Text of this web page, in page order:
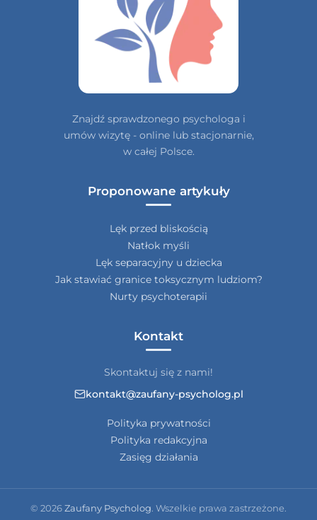
Znajdź sprawdzonego psychologa i
umów wizytę - online lub stacjonarnie,
w całej Polsce.
Proponowane artykuły
Lęk przed bliskością
Natłok myśli
Lęk separacyjny u dziecka
Jak stawiać granice toksycznym ludziom?
Nurty psychoterapii
Kontakt
Skontaktuj się z nami!
kontakt@zaufany-psycholog.pl
Polityka prywatności
Polityka redakcyjna
Zasięg działania
© 2026Zaufany Psycholog. Wszelkie prawa zastrzeżone.